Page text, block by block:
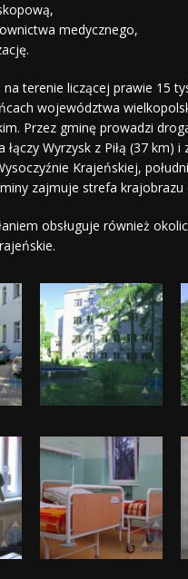
medycznego,
terenie liczącej prawie 15
województwa
Przez gminę prowadzi
łączy Wyrzysk z Piłą (37 km)
Krajeńskiej,
zajmuje strefa krajobrazu
obsługuje również